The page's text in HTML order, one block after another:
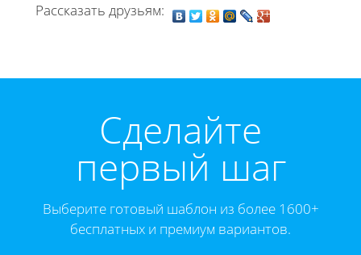
Рассказать друзьям:
Cделайте
первый шаг
Выберите готовый шаблон из более 1600+
бесплатных и премиум вариантов.